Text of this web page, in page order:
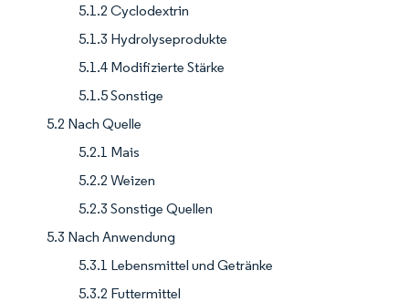
5.1.2 Cyclodextrin
5.1.3 Hydrolyseprodukte
5.1.4 Modifizierte Stärke
5.1.5 Sonstige
5.2 Nach Quelle
5.2.1 Mais
5.2.2 Weizen
5.2.3 Sonstige Quellen
5.3 Nach Anwendung
5.3.1 Lebensmittel und Getränke
5.3.2 Futtermittel